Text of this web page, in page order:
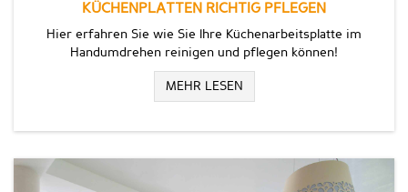
KÜCHENPLATTEN RICHTIG PFLEGEN
Hier erfahren Sie wie Sie Ihre Küchenarbeitsplatte im
Handumdrehen reinigen und pflegen können!
MEHR LESEN